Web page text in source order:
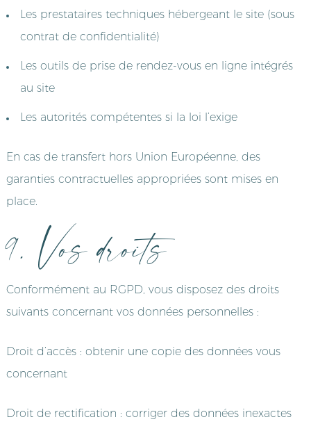
Les prestataires techniques hébergeant le site (sous
contrat de confidentialité)
Les outils de prise de rendez-vous en ligne intégrés
au site
Les autorités compétentes si la loi l’exige
En cas de transfert hors Union Européenne, des
garanties contractuelles appropriées sont mises en
place.
9. Vos droits
Conformément au RGPD, vous disposez des droits
suivants concernant vos données personnelles :
Droit d’accès : obtenir une copie des données vous
concernant
Droit de rectification : corriger des données inexactes